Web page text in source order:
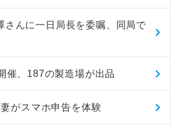
さんに一日局長を委嘱、同局で
催、187の製造場が出品
がスマホ申告を体験